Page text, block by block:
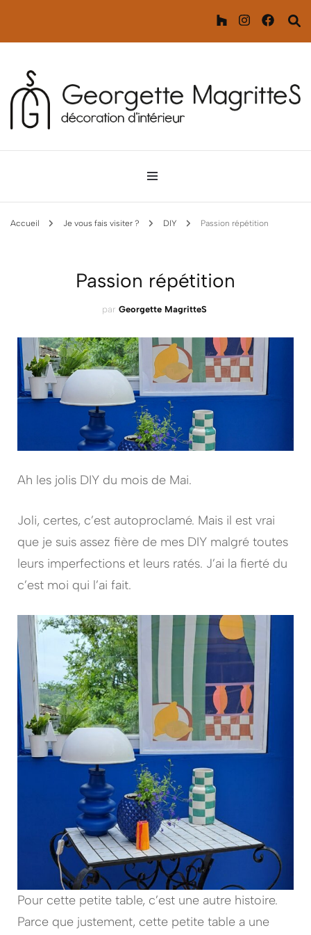
Georgette MagritteS
Décoration d'intérieur
Accueil Je vous fais visiter ? DIY Passion répétition
Passion répétition
par Georgette MagritteS
Ah les jolis DIY du mois de Mai.
Joli, certes, c’est autoproclamé. Mais il est vrai
que je suis assez fière de mes DIY malgré toutes
leurs imperfections et leurs ratés. J’ai la fierté du
c’est moi qui l’ai fait.
Pour cette petite table, c’est une autre histoire.
Parce que justement, cette petite table a une